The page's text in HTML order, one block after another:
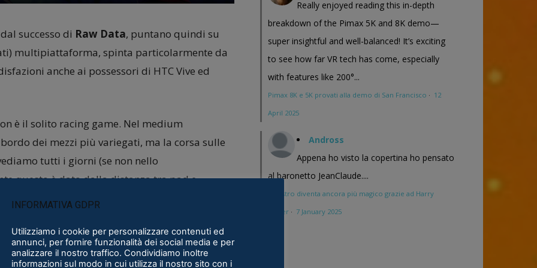
successo di Raw Data, puntano quindi su
multipiattaforma, spinta particolarmente da
anche ai possessori di HTC Vive ed
è il solito racing game. Nel medium
dei mezzi più variegati, ma la corsa sulle
tutti i giorni (se non nello
questo è dato dalla distanza tra pad e
mezzi più stimolanti, ma grazie alla realtà
pazzi in sfide a più giocatori, accompagnati
che sfrecceranno a velocità straordinarie,
Really enjoyed reading this in-depth
breakdown of the Pimax 5K and 8K demo—
super insightful and well-balanced! It’s exciting
to see how far VR tech has come, especially
with features like 200°...
Pimax 8K e 5K provati alla demo di San Francisco · 12
April 2025
Andross
Appena ho visto la copertina ho pensato
al baronetto JeanClaude....
Maestro diventa ancora più magico grazie ad Harry
Potter · 7 January 2025
INFORMATIVA GDPR
Utilizziamo i cookie per personalizzare contenuti ed
annunci, per fornire funzionalità dei social media e per
analizzare il nostro traffico. Condividiamo inoltre
informazioni sul modo in cui utilizza il nostro sito con i